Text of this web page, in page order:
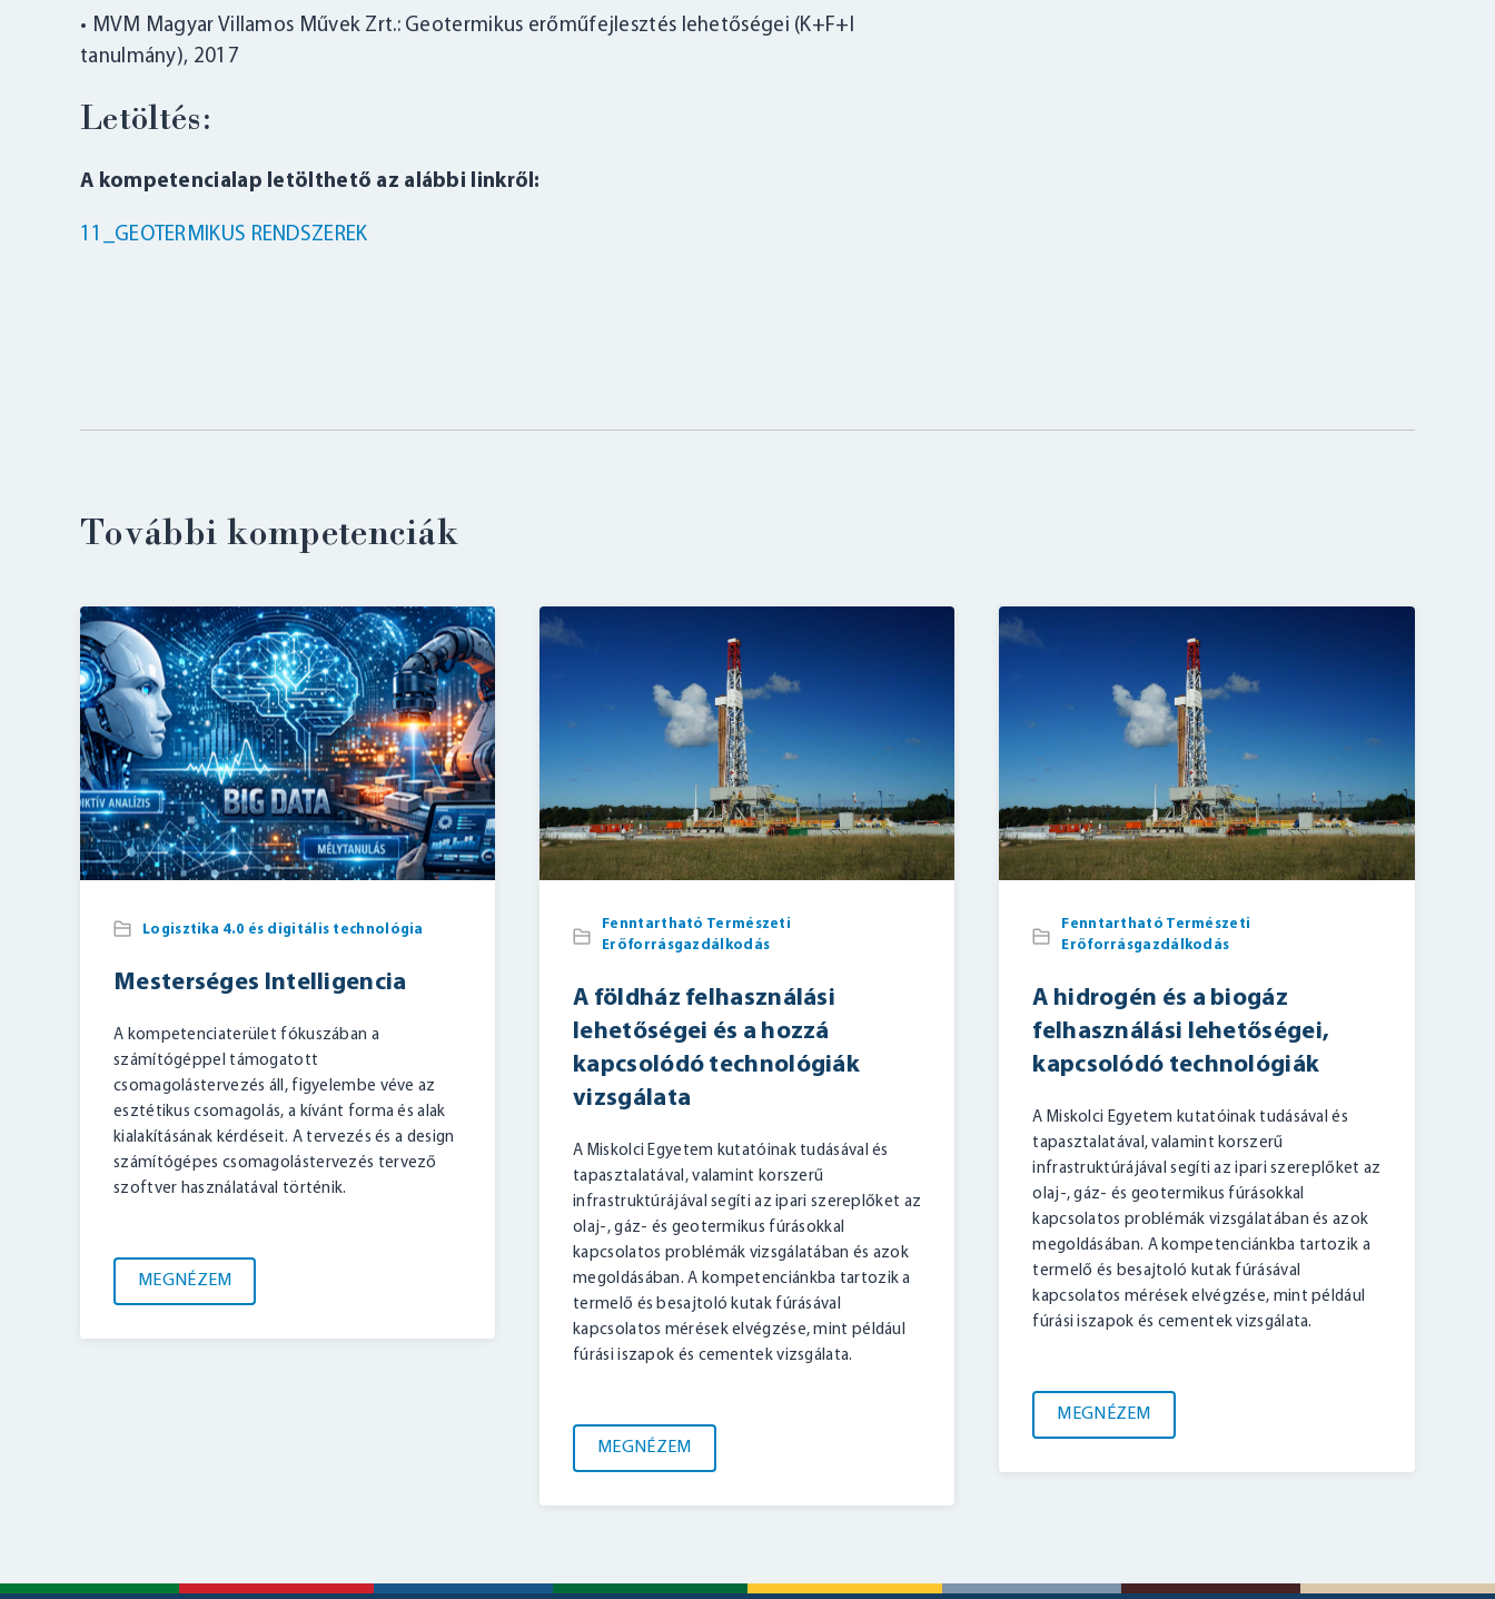
• MVM Magyar Villamos Művek Zrt.: Geotermikus erőműfejlesztés lehetőségei (K+F+I
tanulmány), 2017
Letöltés:
A kompetencialap letölthető az alábbi linkről:
11_GEOTERMIKUS RENDSZEREK
További kompetenciák
Logisztika 4.0 és digitális technológia
Mesterséges Intelligencia
A kompetenciaterület fókuszában a
számítógéppel támogatott
csomagolástervezés áll, figyelembe véve az
esztétikus csomagolás, a kívánt forma és alak
kialakításának kérdéseit. A tervezés és a design
számítógépes csomagolástervezés tervező
szoftver használatával történik.
MEGNÉZEM
Fenntartható Természeti
Erőforrásgazdálkodás
A földház felhasználási
lehetőségei és a hozzá
kapcsolódó technológiák
vizsgálata
A Miskolci Egyetem kutatóinak tudásával és
tapasztalatával, valamint korszerű
infrastruktúrájával segíti az ipari szereplőket az
olaj-, gáz- és geotermikus fúrásokkal
kapcsolatos problémák vizsgálatában és azok
megoldásában. A kompetenciánkba tartozik a
termelő és besajtoló kutak fúrásával
kapcsolatos mérések elvégzése, mint például
fúrási iszapok és cementek vizsgálata.
MEGNÉZEM
Fenntartható Természeti
Erőforrásgazdálkodás
A hidrogén és a biogáz
felhasználási lehetőségei,
kapcsolódó technológiák
A Miskolci Egyetem kutatóinak tudásával és
tapasztalatával, valamint korszerű
infrastruktúrájával segíti az ipari szereplőket az
olaj-, gáz- és geotermikus fúrásokkal
kapcsolatos problémák vizsgálatában és azok
megoldásában. A kompetenciánkba tartozik a
termelő és besajtoló kutak fúrásával
kapcsolatos mérések elvégzése, mint például
fúrási iszapok és cementek vizsgálata.
MEGNÉZEM